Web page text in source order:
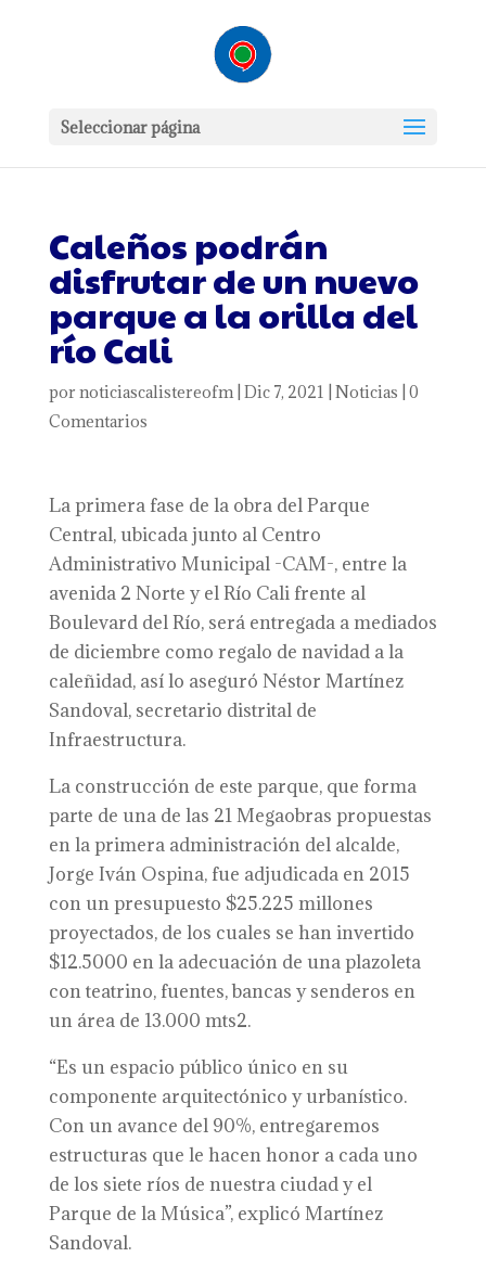
Seleccionar página
Caleños podrán
disfrutar de un nuevo
parque a la orilla del
río Cali
por noticiascalistereofm| Dic 7, 2021 Noticias 0
Comentarios
La primera fase de la obra del Parque
Central, ubicada junto al Centro
Administrativo Municipal -CAM-, entre la
avenida 2 Norte y el Río Cali frente al
Boulevard del Río, será entregada a mediados
de diciembre como regalo de navidad a la
caleñidad, así lo aseguró Néstor Martínez
Sandoval, secretario distrital de
Infraestructura.
La construcción de este parque, que forma
parte de una de las 21 Megaobras propuestas
en la primera administración del alcalde,
Jorge Iván Ospina, fue adjudicada en 2015
con un presupuesto $25.225 millones
proyectados, de los cuales se han invertido
$12.5000 en la adecuación de una plazoleta
con teatrino, fuentes, bancas y senderos en
un área de 13.000 mts2.
“Es un espacio público único en su
componente arquitectónico y urbanístico.
Con un avance del 90%, entregaremos
estructuras que le hacen honor a cada uno
de los siete ríos de nuestra ciudad y el
Parque de la Música”, explicó Martínez
Sandoval.